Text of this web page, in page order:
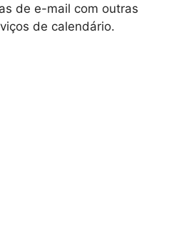
de e-mail com outras
de calendário.